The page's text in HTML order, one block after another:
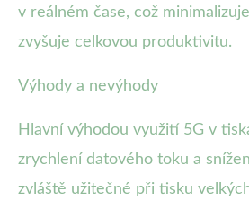
v reálném čase, což
zvyšuje celkovou produktivitu.
Výhody a nevýhody
Hlavní výhodou využití 5G v
zrychlení datového toku a
zvláště užitečné při tisku